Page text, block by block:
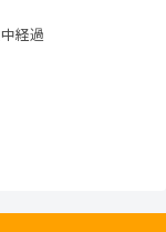
経過